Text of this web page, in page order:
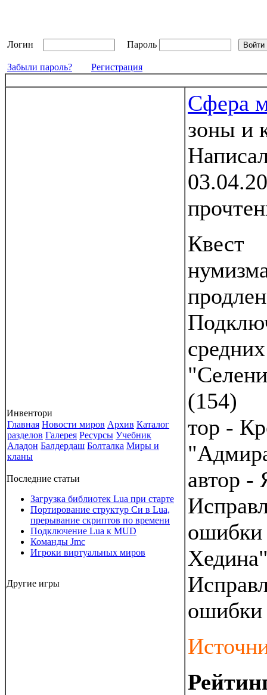
Логин Пароль
Забыли пароль? Регистрация
Инвентори
Главная Новости миров Архив Каталог
разделов Галерея Ресурсы Учебник
Аладон Балдердаш Болталка Миры и
кланы
Последние статьи
Загрузка библиотек Lua при старте
Портирование структур Си в Lua,
прерывание скриптов по времени
Подключение Lua к MUD
Команды Jmc
Игроки виртуальных миров
Другие игры
Сфера
зоны и
Квест
(154)
тор -
автор -
ошибки
ошибки